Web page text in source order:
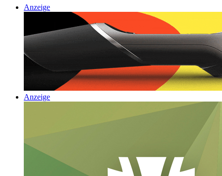
Anzeige
Anzeige